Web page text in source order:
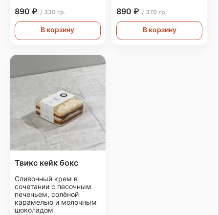
890 ₽ / 330 гр.
В корзину
890 ₽ / 370 гр.
В корзину
Твикс кейк бокс
Сливочный крем в
сочетании с песочным
печеньем, солёной
карамелью и молочным
шоколадом